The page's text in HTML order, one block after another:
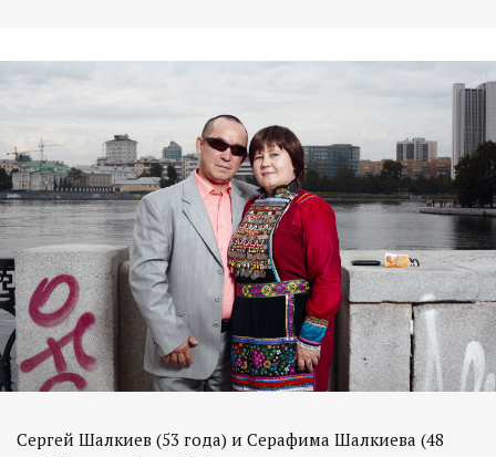
Сергей Шалкиев (53 года) и Серафима Шалкиева (48